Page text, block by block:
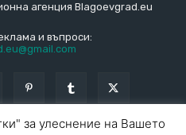
агенция Blagoevgrad.eu
и въпроси:
за улеснение на Вашето